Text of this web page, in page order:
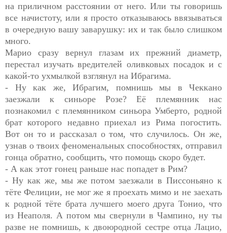
на приличном расстоянии от него. Или ты говоришь
все начистоту, или я просто отказываюсь ввязываться
в очередную вашу заварушку: их и так было слишком
много.
Марио сразу вернул глазам их прежний диаметр,
перестал изучать вредителей оливковых посадок и с
какой-то ухмылкой взглянул на Ибрагима.
- Ну как же, Ибрагим, помнишь мы в Чеккано
заезжали к синьоре Розе? Её племянник нас
познакомил с племянником синьора Умберто, родной
брат которого недавно приехал из Рима погостить.
Вот он то и рассказал о том, что случилось. Он же,
узнав о твоих феноменальных способностях, отправил
гонца обратно, сообщить, что помощь скоро будет.
- А как этот гонец раньше нас попадет в Рим?
- Ну как же, мы же потом заезжали в Писсоньяно к
тёте Фелиции, не мог же я проехать мимо и не заехать
к родной тёте брата лучшего моего друга Тонио, что
из Неаполя. А потом мы свернули в Чампино, ну ты
разве не помнишь, к двоюродной сестре отца Лацио,